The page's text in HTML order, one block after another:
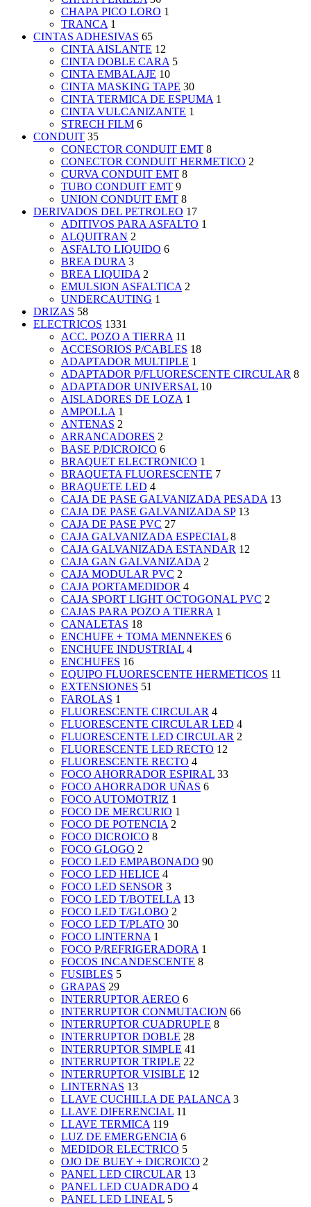
CHAPA PICO LORO 1
TRANCA 1
CINTAS ADHESIVAS 65
CINTA AISLANTE 12
CINTA DOBLE CARA 5
CINTA EMBALAJE 10
CINTA MASKING TAPE 30
CINTA TERMICA DE ESPUMA 1
CINTA VULCANIZANTE 1
STRECH FILM 6
CONDUIT 35
CONECTOR CONDUIT EMT 8
CONECTOR CONDUIT HERMETICO 2
CURVA CONDUIT EMT 8
TUBO CONDUIT EMT 9
UNION CONDUIT EMT 8
DERIVADOS DEL PETROLEO 17
ADITIVOS PARA ASFALTO 1
ALQUITRAN 2
ASFALTO LIQUIDO 6
BREA DURA 3
BREA LIQUIDA 2
EMULSION ASFALTICA 2
UNDERCAUTING 1
DRIZAS 58
ELECTRICOS 1331
ACC. POZO A TIERRA 11
ACCESORIOS P/CABLES 18
ADAPTADOR MULTIPLE 1
ADAPTADOR P/FLUORESCENTE CIRCULAR 8
ADAPTADOR UNIVERSAL 10
AISLADORES DE LOZA 1
AMPOLLA 1
ANTENAS 2
ARRANCADORES 2
BASE P/DICROICO 6
BRAQUET ELECTRONICO 1
BRAQUETA FLUORESCENTE 7
BRAQUETE LED 4
CAJA DE PASE GALVANIZADA PESADA 13
CAJA DE PASE GALVANIZADA SP 13
CAJA DE PASE PVC 27
CAJA GALVANIZADA ESPECIAL 8
CAJA GALVANIZADA ESTANDAR 12
CAJA GAN GALVANIZADA 2
CAJA MODULAR PVC 2
CAJA PORTAMEDIDOR 4
CAJA SPORT LIGHT OCTOGONAL PVC 2
CAJAS PARA POZO A TIERRA 1
CANALETAS 18
ENCHUFE + TOMA MENNEKES 6
ENCHUFE INDUSTRIAL 4
ENCHUFES 16
EQUIPO FLUORESCENTE HERMETICOS 11
EXTENSIONES 51
FAROLAS 1
FLUORESCENTE CIRCULAR 4
FLUORESCENTE CIRCULAR LED 4
FLUORESCENTE LED CIRCULAR 2
FLUORESCENTE LED RECTO 12
FLUORESCENTE RECTO 4
FOCO AHORRADOR ESPIRAL 33
FOCO AHORRADOR UÑAS 6
FOCO AUTOMOTRIZ 1
FOCO DE MERCURIO 1
FOCO DE POTENCIA 2
FOCO DICROICO 8
FOCO GLOGO 2
FOCO LED EMPABONADO 90
FOCO LED HELICE 4
FOCO LED SENSOR 3
FOCO LED T/BOTELLA 13
FOCO LED T/GLOBO 2
FOCO LED T/PLATO 30
FOCO LINTERNA 1
FOCO P/REFRIGERADORA 1
FOCOS INCANDESCENTE 8
FUSIBLES 5
GRAPAS 29
INTERRUPTOR AEREO 6
INTERRUPTOR CONMUTACION 66
INTERRUPTOR CUADRUPLE 8
INTERRUPTOR DOBLE 28
INTERRUPTOR SIMPLE 41
INTERRUPTOR TRIPLE 22
INTERRUPTOR VISIBLE 12
LINTERNAS 13
LLAVE CUCHILLA DE PALANCA 3
LLAVE DIFERENCIAL 11
LLAVE TERMICA 119
LUZ DE EMERGENCIA 6
MEDIDOR ELECTRICO 5
OJO DE BUEY + DICROICO 2
PANEL LED CIRCULAR 13
PANEL LED CUADRADO 4
PANEL LED LINEAL 5